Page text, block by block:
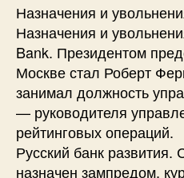
Назначения и
Назначения и
Bank. Президентом
Москве стал Роберт
занимал должность
— руководителя
рейтинговых операций.
Русский банк развития.
назначен зампредом,